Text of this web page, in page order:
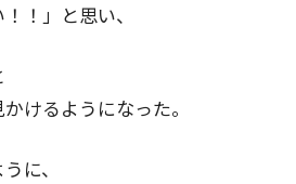
！」と思い、
けるようになった。
に、